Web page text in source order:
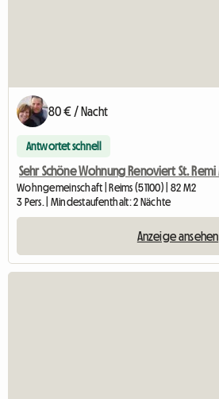
80 € / Nacht
Antwortet schnell
Wohngemeinschaft | Reims (51100) | 82 M2
3 Pers. | Mindestaufenthalt: 2 Nächte
Anzeige ansehen